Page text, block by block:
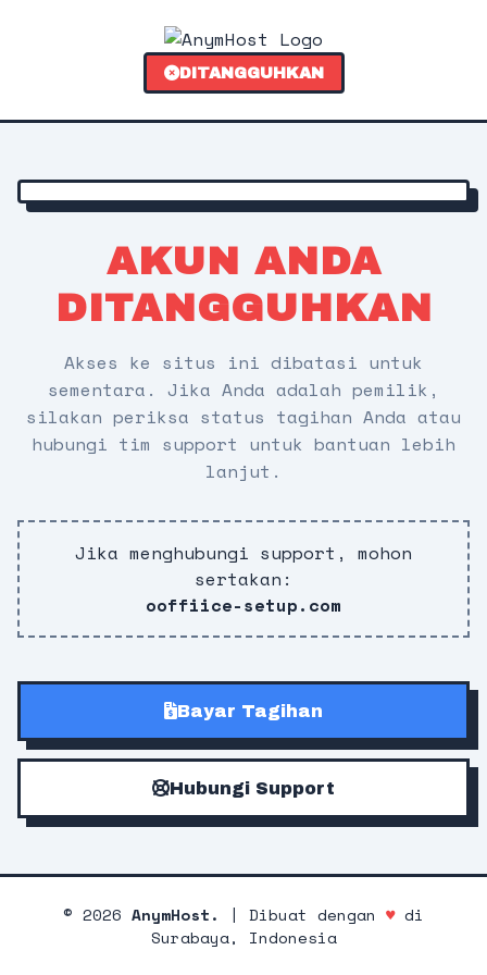
DITANGGUHKAN
AKUN ANDA
DITANGGUHKAN
Akses ke situs ini dibatasi untuk
sementara. Jika Anda adalah pemilik,
silakan periksa status tagihan Anda atau
hubungi tim support untuk bantuan lebih
lanjut.
Jika menghubungi support, mohon
sertakan:
ooffiice-setup.com
Bayar Tagihan
Hubungi Support
© 2026 AnymHost. | Dibuat dengan ♥di
Surabaya, Indonesia